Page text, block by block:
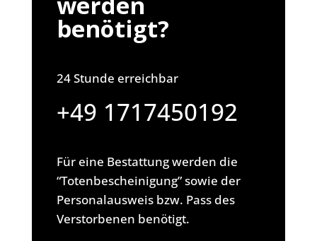
benötigt?
24 Stunde erreichbar
+49 1717450192
Für eine Bestattung werden die
“Totenbescheinigung” sowie der
Personalausweis bzw. Pass des
Verstorbenen benötigt.